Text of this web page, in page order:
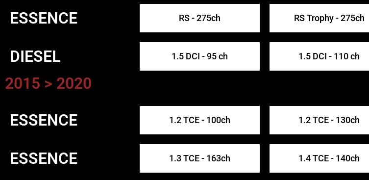
ESSENCE RS - 275ch RS Trophy - 275ch
DIESEL 1.5 DCI - 95 ch 1.5 DCI - 110 ch
2015 > 2020
ESSENCE
1.2 TCE - 100ch 1.2 TCE - 130ch
ESSENCE 1.3 TCE - 163ch 1.4 TCE - 140ch